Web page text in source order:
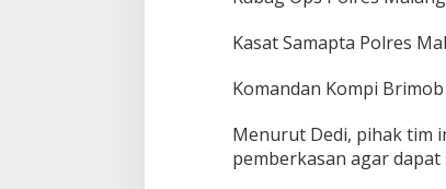
Kasat Samapta Polres
Komandan Kompi Brimob
Menurut Dedi, pihak tim
pemberkasan agar